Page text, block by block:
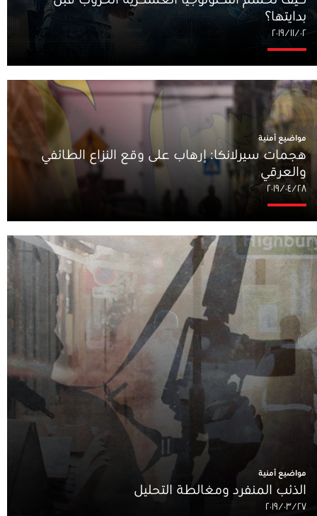
بدايتها؟
٠٢‏/١١‏/٢٠١٩
مواضيع أمنية
هجمات سيرلانكا: إرهاب على وقع النزاع الطائفي
والعرقي
٢٨‏/٠٤‏/٢٠١٩
مواضيع أمنية
الذئب المنفرد ومغالطة التحليل
٢٧‏/٠٣‏/٢٠١٩